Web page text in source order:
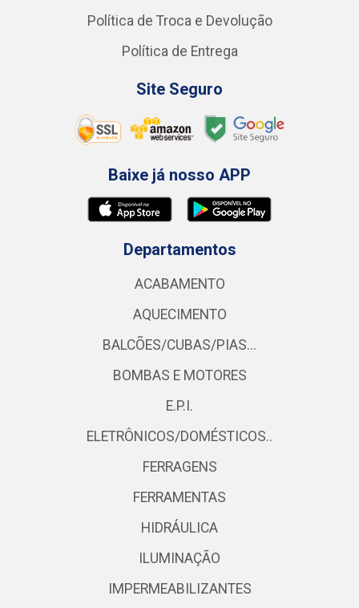
Política de Troca e Devolução
Política de Entrega
Site Seguro
Baixe já nosso APP
Departamentos
ACABAMENTO
AQUECIMENTO
BALCÕES/CUBAS/PIAS...
BOMBAS E MOTORES
E.P.I.
ELETRÔNICOS/DOMÉSTICOS..
FERRAGENS
FERRAMENTAS
HIDRÁULICA
ILUMINAÇÃO
IMPERMEABILIZANTES